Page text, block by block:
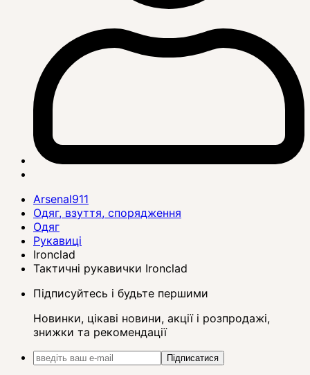
Arsenal911
Одяг, взуття, спорядження
Одяг
Рукавиці
Ironclad
Тактичні рукавички Ironclad
Підписуйтесь і будьте першими
Новинки, цікаві новини, акції і розпродажі,
знижки та рекомендації
Підписатися